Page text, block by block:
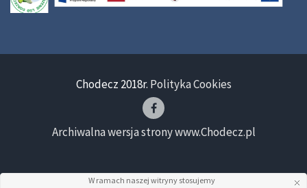
Chodecz 2018r. Polityka Cookies
Archiwalna wersja strony www.Chodecz.pl
W ramach naszej witryny stosujemy